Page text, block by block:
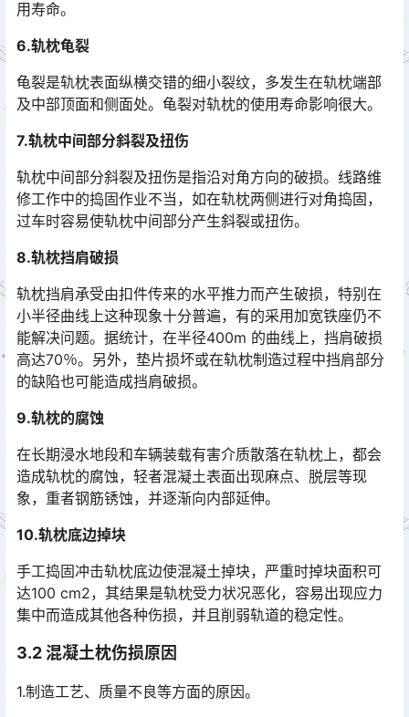
用寿命。󠅅󠅃󠄵󠅂󠄪󠇖󠆨󠆨󠇕󠆞󠆒󠅬󠇘󠆭󠆘󠇙󠆝󠅵󠇗󠆭󠆁󠄐󠇗󠅹󠅸󠇖󠆍󠅳󠇖󠅹󠅰󠇖󠆌󠅹
6.轨枕龟裂
龟裂是轨枕表面纵横交错的细小裂纹，多发生在轨枕端部
及中部顶面和侧面处。龟裂对轨枕的使用寿命影响很大。
7.轨枕中间部分斜裂及扭伤
轨枕中间部分斜裂及扭伤是指沿对角方向的破损。线路维
修工作中的捣固作业不当，如在轨枕两侧进行对角捣固，
过车时容易使轨枕中间部分产生斜裂或扭伤。
8.轨枕挡肩破损
轨枕挡肩承受由扣件传来的水平推力而产生破损，特别在
小半径曲线上这种现象十分普遍，有的采用加宽铁座仍不
能解决问题。据统计，在半径400m 的曲线上，挡肩破损
高达70％。另外，垫片损坏或在轨枕制造过程中挡肩部分
的缺陷也可能造成挡肩破损。󠅅󠅃󠄵󠅂󠄪󠇖󠆨󠆨󠇕󠆞󠆒󠅬󠇘󠆭󠆘󠇙󠆝󠅵󠇗󠆭󠆁󠄐󠇗󠅹󠅸󠇖󠆍󠅳󠇖󠅹󠅰󠇖󠆌󠅹
9.轨枕的腐蚀
在长期浸水地段和车辆装载有害介质散落在轨枕上，都会
造成轨枕的腐蚀，轻者混凝土表面出现麻点、脱层等现
象，重者钢筋锈蚀，并逐渐向内部延伸。
10.轨枕底边掉块
手工捣固冲击轨枕底边使混凝土掉块，严重时掉块面积可
达100 cm2，其结果是轨枕受力状况恶化，容易出现应力
集中而造成其他各种伤损，并且削弱轨道的稳定性。
3.2 混凝土枕伤损原因
1.制造工艺、质量不良等方面的原因。